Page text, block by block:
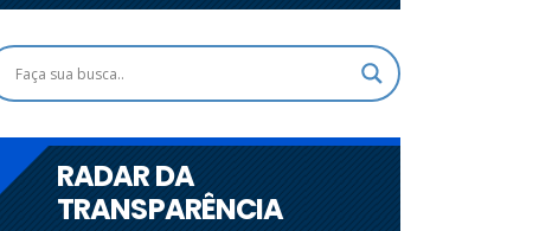
RADAR DA
TRANSPARÊNCIA